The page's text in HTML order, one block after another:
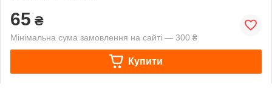
65 ₴
Мінімальна сума замовлення на сайті — 300 ₴
Купити